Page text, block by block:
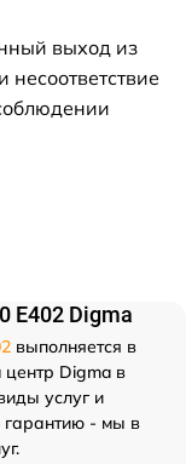
выход из
несоответствие
E402 Digma
выполняется в
Digma в
услуг и
гарантию - мы в